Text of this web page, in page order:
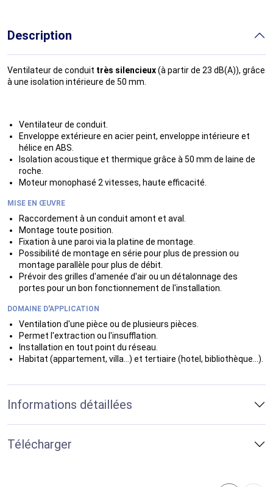
Description
Ventilateur de conduit très silencieux(à partir de 23 dB(A)), grâce
à une isolation intérieure de 50 mm.
Ventilateur de conduit.
Enveloppe extérieure en acier peint, enveloppe intérieure et
hélice en ABS.
Isolation acoustique et thermique grâce à 50 mm de laine de
roche.
Moteur monophasé 2 vitesses, haute efficacité.
MISE EN ŒUVRE
Raccordement à un conduit amont et aval.
Montage toute position.
Fixation à une paroi via la platine de montage.
Possibilité de montage en série pour plus de pression ou
montage parallèle pour plus de débit.
Prévoir des grilles d'amenée d'air ou un détalonnage des
portes pour un bon fonctionnement de l'installation.
DOMAINE D'APPLICATION
Ventilation d'une pièce ou de plusieurs pièces.
Permet l'extraction ou l'insufflation.
Installation en tout point du réseau.
Habitat (appartement, villa...) et tertiaire (hotel, bibliothèque...).
Informations détaillées
Télécharger